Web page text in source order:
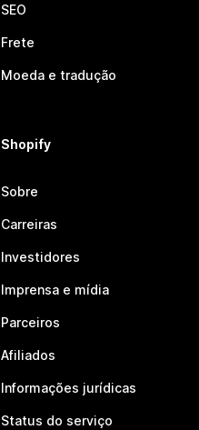
SEO
Frete
Moeda e tradução
Shopify
Sobre
Carreiras
Investidores
Imprensa e mídia
Parceiros
Afiliados
Informações jurídicas
Status do serviço